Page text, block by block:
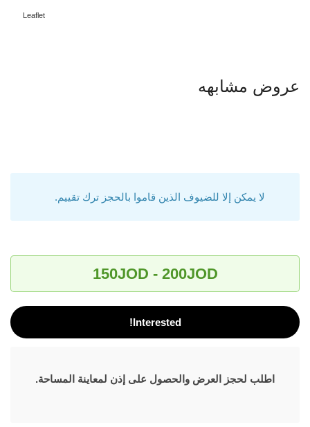
Leaflet
عروض مشابهه
لا يمكن إلا للضيوف الذين قاموا بالحجز ترك تقييم.
150JOD - 200JOD
Interested!
اطلب لحجز العرض والحصول على إذن لمعاينة المساحة.